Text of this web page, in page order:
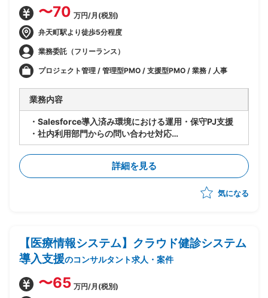
〜70 万円/月(税別)
弁天町駅より徒歩5分程度
業務委託（フリーランス）
プロジェクト管理 / 管理型PMO / 支援型PMO / 業務 / 人事
業務内容
・Salesforce導入済み環境における運用・保守PJ支援
・社内利用部門からの問い合わせ対応
・Salesforce設定変更(Flow、オブジェクト、画面レイ
アウト、権限設定等の軽微な改修)
・業務改善に伴う運用改善/提案
・社内関係者との各種調整対応
詳細を見る
気になる
【医療情報システム】クラウド健診システム
導入支援のコンサルタント求人・案件
〜65 万円/月(税別)